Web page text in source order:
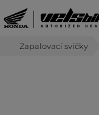
Zapalovací svíčky